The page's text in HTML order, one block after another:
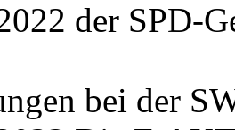
der SPD-
bei der